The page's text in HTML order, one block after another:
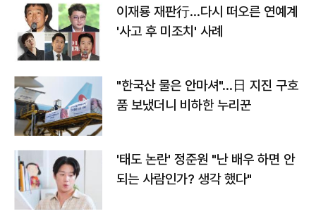
이재룡 재판行…다시 떠오른 연예계
'사고 후 미조치' 사례
"한국산 물은 안마셔"…日 지진 구호
품 보냈더니 비하한 누리꾼
'태도 논란' 정준원 "난 배우 하면 안
되는 사람인가? 생각 했다"